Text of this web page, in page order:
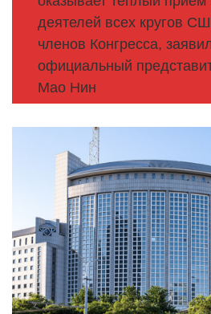
деятелей всех кругов
членов Конгресса,
официальный
Мао Нин